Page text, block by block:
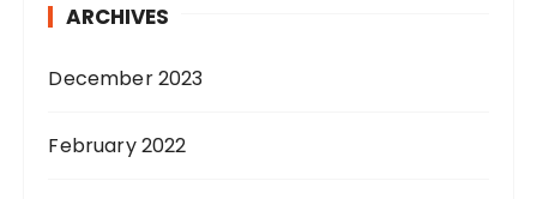
ARCHIVES
December 2023
February 2022